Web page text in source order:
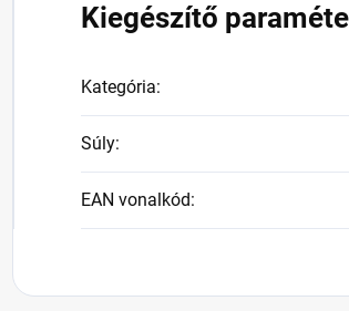
Kiegészítő
Kategória:
Súly:
EAN vonalkód: